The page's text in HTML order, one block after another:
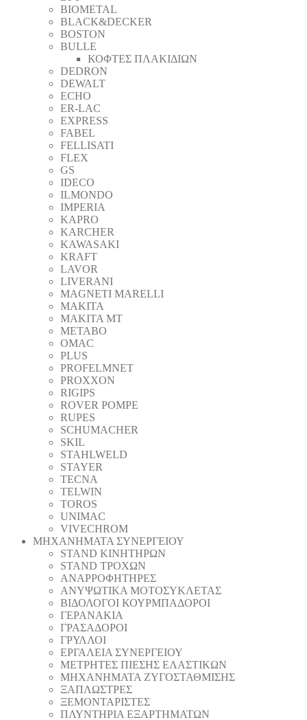
BIOMETAL
BLACK&DECKER
BOSTON
BULLE
ΚΟΦΤΕΣ ΠΛΑΚΙΔΙΩΝ
DEDRON
DEWALT
ECHO
ER-LAC
EXPRESS
FABEL
FELLISATI
FLEX
GS
IDECO
ILMONDO
IMPERIA
KAPRO
KARCHER
KAWASAKI
KRAFT
LAVOR
LIVERANI
MAGNETI MARELLI
MAKITA
MAKITA MT
METABO
OMAC
PLUS
PROFELMNET
PROXXON
RIGIPS
ROVER POMPE
RUPES
SCHUMACHER
SKIL
STAHLWELD
STAYER
TECNA
TELWIN
TOROS
UNIMAC
VIVECHROM
ΜΗΧΑΝΗΜΑΤΑ ΣΥΝΕΡΓΕΙΟΥ
STAND ΚΙΝΗΤΗΡΩΝ
STAND ΤΡΟΧΩΝ
ΑΝΑΡΡΟΦΗΤΗΡΕΣ
ΑΝΥΨΩΤΙΚΑ ΜΟΤΟΣΥΚΛΕΤΑΣ
ΒΙΔΟΛΟΓΟΙ ΚΟΥΡΜΠΑΔΟΡΟΙ
ΓΕΡΑΝΑΚΙΑ
ΓΡΑΣΑΔΟΡΟΙ
ΓΡΥΛΛΟΙ
ΕΡΓΑΛΕΙΑ ΣΥΝΕΡΓΕΙΟΥ
ΜΕΤΡΗΤΕΣ ΠΙΕΣΗΣ ΕΛΑΣΤΙΚΩΝ
ΜΗΧΑΝΗΜΑΤΑ ΖΥΓΟΣΤΑΘΜΙΣΗΣ
ΞΑΠΛΩΣΤΡΕΣ
ΞΕΜΟΝΤΑΡΙΣΤΕΣ
ΠΛΥΝΤΗΡΙΑ ΕΞΑΡΤΗΜΑΤΩΝ